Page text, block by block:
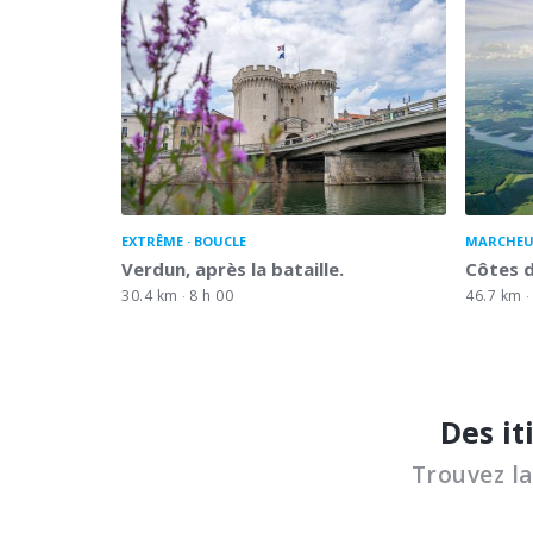
EXTRÊME BOUCLE
Verdun, après la bataille.
30.4 km 8 h 00
Côtes
46.7 km
Des
Trouvez